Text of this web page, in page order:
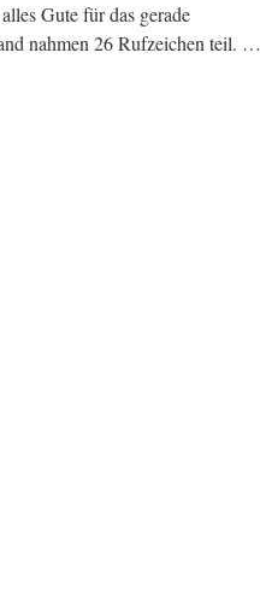
Gute für das gerade
nahmen 26 Rufzeichen teil. …